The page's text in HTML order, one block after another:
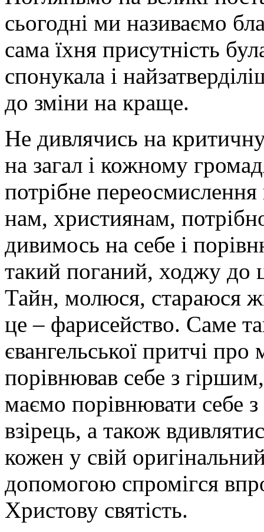
сьогодні ми називаємо
сама їхня присутність
спонукала і
до зміни на краще.
Не дивлячись на
на загал і кожному
потрібне переосмислення
нам, християнам,
дивимось на себе і
такий поганий, ходжу до
Тайн, молюся, стараюся
це – фарисейство. Саме
євангельської притчі
порівнював себе з
маємо порівнювати себе
взірець, а також
кожен у свій
допомогою спромігся
Христову святість.